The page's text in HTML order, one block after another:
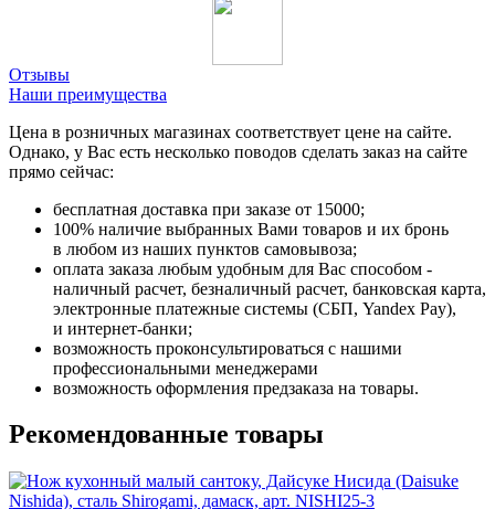
Отзывы
Наши преимущества
Цена в розничных магазинах соответствует цене на сайте.
Однако, у Вас есть несколько поводов сделать заказ на сайте
прямо сейчас:
бесплатная доставка при заказе от 15000;
100% наличие выбранных Вами товаров и их бронь
в любом из наших пунктов самовывоза;
оплата заказа любым удобным для Вас способом -
наличный расчет, безналичный расчет, банковская карта,
электронные платежные системы (СБП, Yandex Pay),
и интернет-банки;
возможность проконсультироваться с нашими
профессиональными менеджерами
возможность оформления предзаказа на товары.
Рекомендованные товары